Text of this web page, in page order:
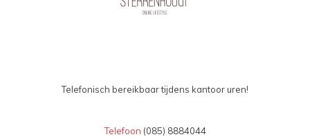
Telefonisch bereikbaar tijdens kantoor uren!
Telefoon (085) 8884044